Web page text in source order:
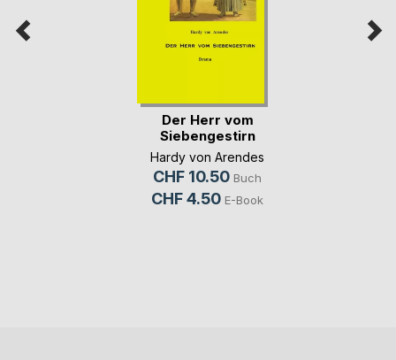
Der Herr vom
Siebengestirn
Hardy von Arendes
CHF 10.50 Buch
CHF 4.50 E-Book